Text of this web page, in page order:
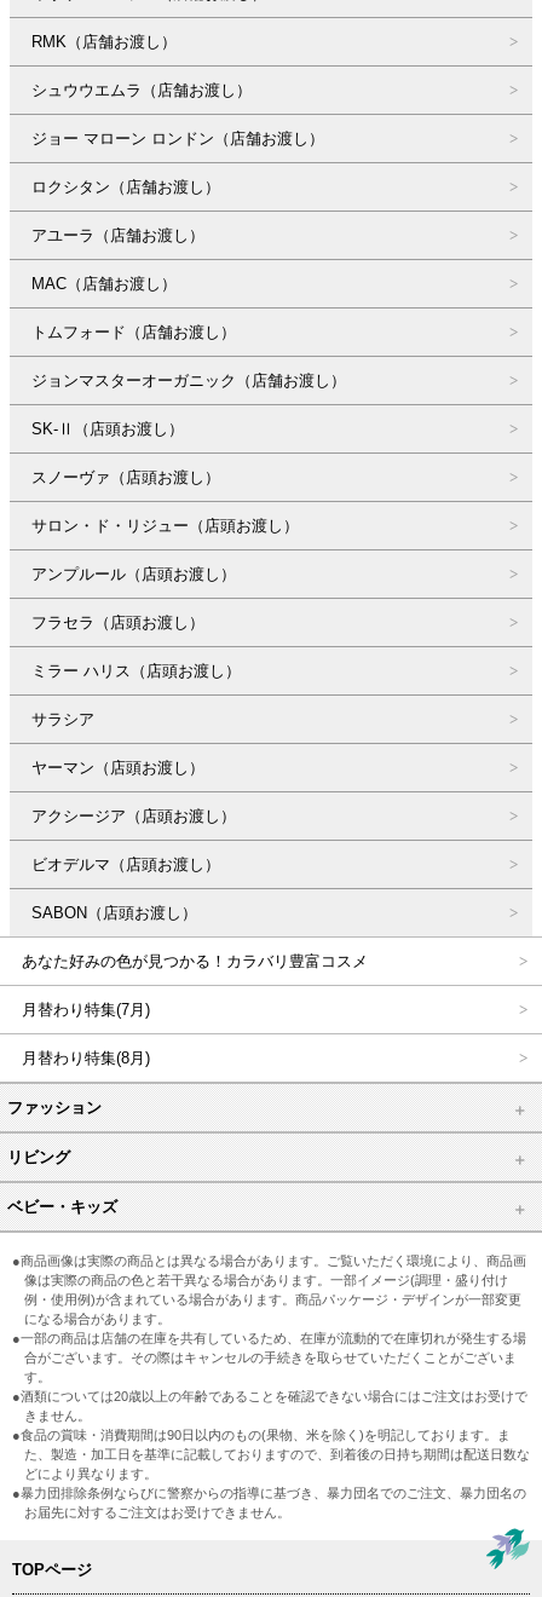
RMK（店舗お渡し）
シュウウエムラ（店舗お渡し）
ジョー マローン ロンドン（店舗お渡し）
ロクシタン（店舗お渡し）
アユーラ（店舗お渡し）
MAC（店舗お渡し）
トムフォード（店舗お渡し）
ジョンマスターオーガニック（店舗お渡し）
SK-Ⅱ（店頭お渡し）
スノーヴァ（店頭お渡し）
サロン・ド・リジュー（店頭お渡し）
アンプルール（店頭お渡し）
フラセラ（店頭お渡し）
ミラー ハリス（店頭お渡し）
サラシア
ヤーマン（店頭お渡し）
アクシージア（店頭お渡し）
ビオデルマ（店頭お渡し）
SABON（店頭お渡し）
あなた好みの色が見つかる！カラバリ豊富コスメ
月替わり特集(7月)
月替わり特集(8月)
ファッション
リビング
ベビー・キッズ
●商品画像は実際の商品とは異なる場合があります。ご覧いただく環境により、商品画
像は実際の商品の色と若干異なる場合があります。一部イメージ(調理・盛り付け
例・使用例)が含まれている場合があります。商品パッケージ・デザインが一部変更
になる場合があります。
●一部の商品は店舗の在庫を共有しているため、在庫が流動的で在庫切れが発生する場
合がございます。その際はキャンセルの手続きを取らせていただくことがございま
す。
●酒類については20歳以上の年齢であることを確認できない場合にはご注文はお受けで
きません。
●食品の賞味・消費期間は90日以内のもの(果物、米を除く)を明記しております。ま
た、製造・加工日を基準に記載しておりますので、到着後の日持ち期間は配送日数な
どにより異なります。
●暴力団排除条例ならびに警察からの指導に基づき、暴力団名でのご注文、暴力団名の
お届先に対するご注文はお受けできません。
TOPページ